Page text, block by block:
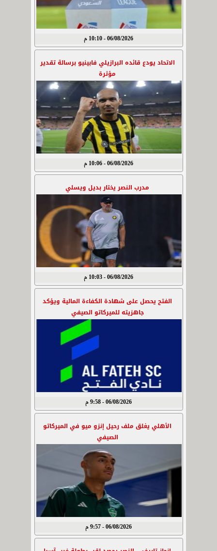
06/08/2026 - 10:10 م
الاتحاد يودع قائده البرازيلي فابينيو برسالة تقدير
مؤثرة
06/08/2026 - 10:06 م
مدرب النصر يختار بديل ويسلي
06/08/2026 - 10:03 م
الفتح يحصل على شهادة الكفاءة المالية ويؤكد
جاهزيته للميركاتو الصيفي
06/08/2026 - 9:58 م
الأهلي يغلق ملف رحيل إنزو ميو في الميركاتو
الصيفي
06/08/2026 - 9:57 م